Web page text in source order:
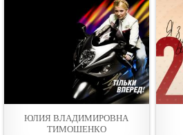
ЮЛИЯ ВЛАДИМИРОВНА
ТИМОШЕНКО